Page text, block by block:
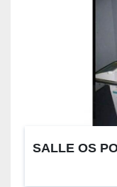
SALLE OS